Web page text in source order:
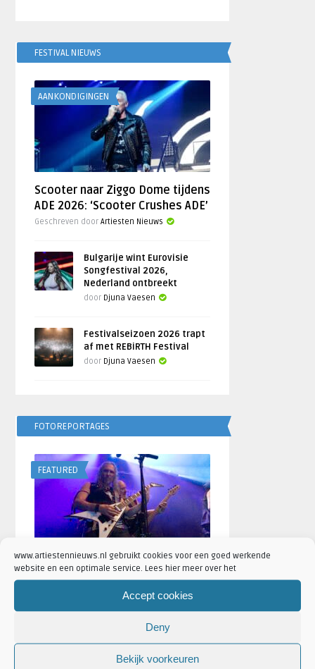
www.artiestennieuws.nl gebruikt cookies voor een goed werkende
website en een optimale service. Lees hier meer over het
Accept cookies
Deny
Bekijk voorkeuren
FESTIVAL NIEUWS
AANKONDIGINGEN
Scooter naar Ziggo Dome tijdens
ADE 2026: ‘Scooter Crushes ADE’
Geschreven doorArtiesten Nieuws
Bulgarije wint Eurovisie
Songfestival 2026,
Nederland ontbreekt
door Djuna Vaesen
Festivalseizoen 2026 trapt
af met REBiRTH Festival
door Djuna Vaesen
FOTOREPORTAGES
FEATURED
Fotoreportage Brainstorm
festival 2024
Toine Pawlak
Fotoreportage: Serenity +
Temperance in De Pul, Uden
Toine Pawlak